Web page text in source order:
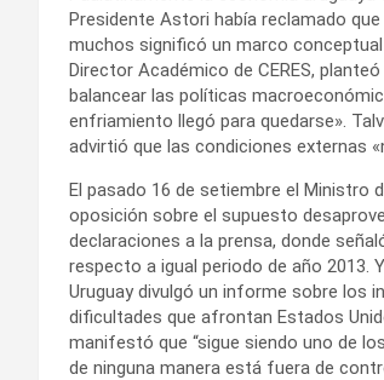
Presidente Astori había reclamado
muchos significó un marco
Director Académico de CERES,
balancear las políticas
enfriamiento llegó para quedarse».
advirtió que las condiciones externas
El pasado 16 de setiembre el Ministro
oposición sobre el supuesto
declaraciones a la prensa, donde
respecto a igual periodo de año 2013.
Uruguay divulgó un informe sobre los
dificultades que afrontan Estados
manifestó que “sigue siendo uno de
de ninguna manera está fuera de